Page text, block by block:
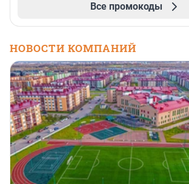
Все промокоды
НОВОСТИ КОМПАНИЙ